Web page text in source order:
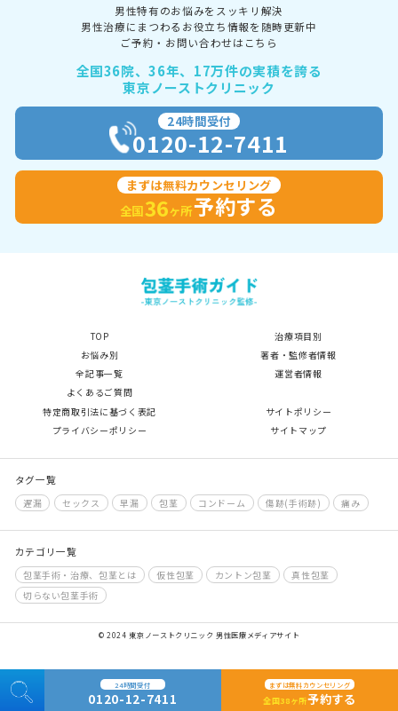
男性特有のお悩みをスッキリ解決
男性治療にまつわるお役立ち情報を随時更新中
ご予約・お問い合わせはこちら
全国36院、36年、17万件の実積を誇る
東京ノーストクリニック
24時間受付
0120-12-7411
まずは無料カウンセリング
全国36ヶ所予約する
TOP
治療項目別
お悩み別
著者・監修者情報
全記事一覧
運営者情報
よくあるご質問
特定商取引法に基づく表記
サイトポリシー
プライバシーポリシー
サイトマップ
タグ一覧
遅漏 セックス 早漏 包茎 コンドーム 傷跡(手術跡) 痛み
カテゴリ一覧
包茎手術・治療、包茎とは 仮性包茎 カントン包茎
真性包茎
切らない包茎手術
© 2024 東京ノーストクリニック 男性医療メディアサイト
24時間受付
0120-12-7411
まずは無料カウンセリング
全国38ヶ所予約する